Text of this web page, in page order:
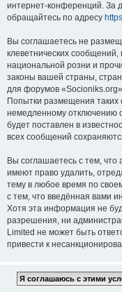
интернет-конференций. За
обращайтесь по адресу
Вы соглашаетесь не
клеветнических
национальной розни и
законы вашей страны,
для форумов
Попытки размещения таких
немедленному отключению
будет поставлен в
всех сообщений
Вы соглашаетесь с тем,
имеют право удалить,
тему в любое время по
с тем, что введённая вами
Хотя эта информация не
разрешения, ни
Limited не может быть
привести к